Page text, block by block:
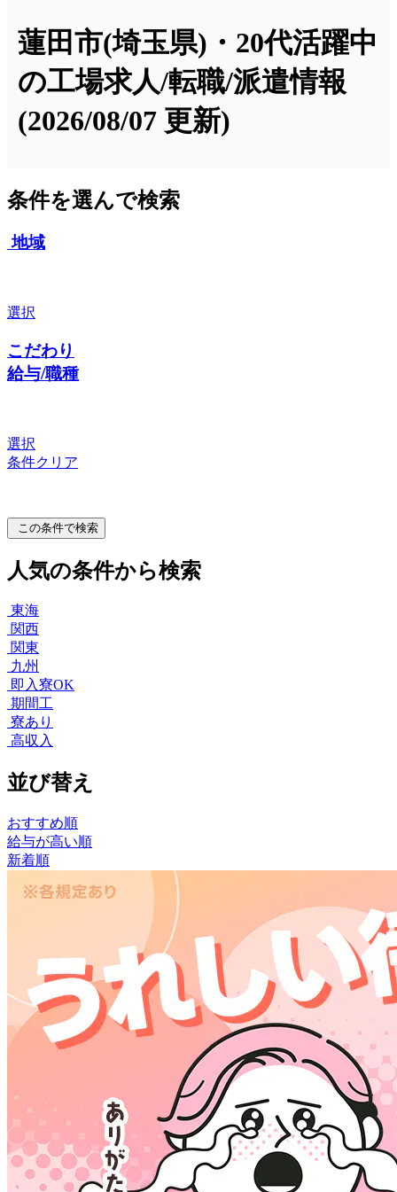
蓮田市(埼玉県)・20代活躍中
の工場求人/転職/派遣情報
(2026/08/07 更新)
条件を選んで検索
地域
選択
こだわり
給与/職種
選択
条件クリア
この条件で検索
人気の条件から検索
東海
関西
関東
九州
即入寮OK
期間工
寮あり
高収入
並び替え
おすすめ順
給与が高い順
新着順